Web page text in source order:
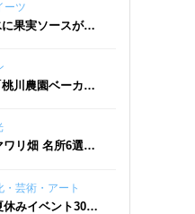
ーツ
果実ソースがた
ン
川農園ベーカリ
ほか、ジェラー
ワリ畑 名所6選
・芸術・アート
休みイベント30